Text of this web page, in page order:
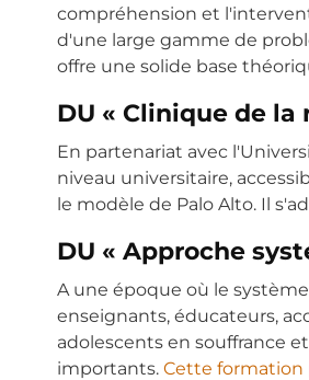
compréhension et
d'une large gamme de
offre une solide base
DU « Clinique de
En partenariat avec
niveau universitaire,
le modèle de Palo Alto. Il
DU « Approche
A une époque où le
enseignants, éducateurs,
adolescents en souffrance
importants. Cette formation